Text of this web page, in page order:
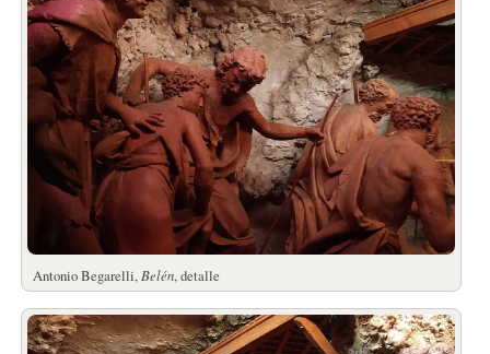
Antonio Begarelli, Belén, detalle